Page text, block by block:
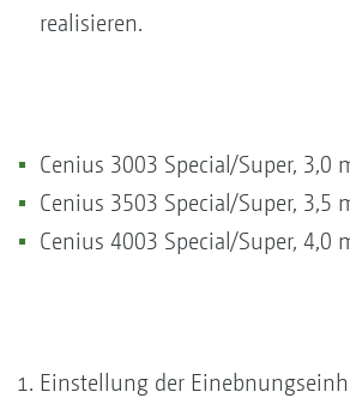
realisieren.
Cenius 3003 Special/Super, 3,0
Cenius 3503 Special/Super, 3,5
Cenius 4003 Special/Super, 4,0
Einstellung der